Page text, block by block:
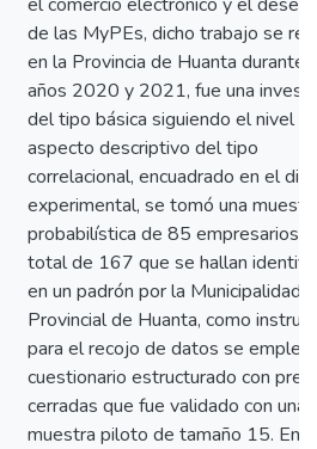
de las MyPEs, dicho trabajo se
en la Provincia de Huanta durante
años 2020 y 2021, fue una
del tipo básica siguiendo el nivel a
aspecto descriptivo del tipo
correlacional, encuadrado en el
experimental, se tomó una
probabilística de 85 empresarios
total de 167 que se hallan
en un padrón por la Municipalidad
Provincial de Huanta, como
para el recojo de datos se empleó
cuestionario estructurado con
cerradas que fue validado con una
muestra piloto de tamaño 15.